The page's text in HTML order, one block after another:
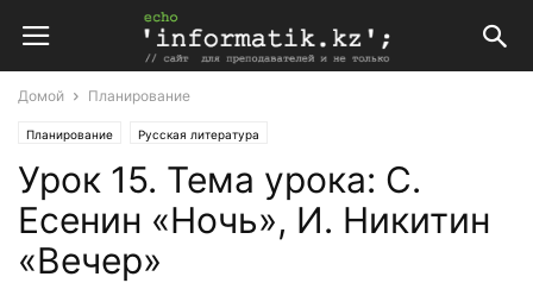
Домой Планирование
Планирование Русская литература
Поурочные планы по русской литературе 7 класс Казахстан
Урок 15. Тема урока: С.
Есенин «Ночь», И. Никитин
«Вечер»